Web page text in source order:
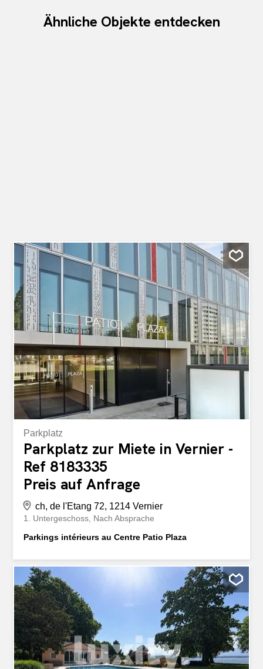
Ähnliche Objekte entdecken
Parkplatz
Parkplatz zur Miete in Vernier -
Ref 8183335
Preis auf Anfrage
ch, de l'Etang 72, 1214 Vernier
1. Untergeschoss Nach Absprache
Parkings intérieurs au Centre Patio Plaza